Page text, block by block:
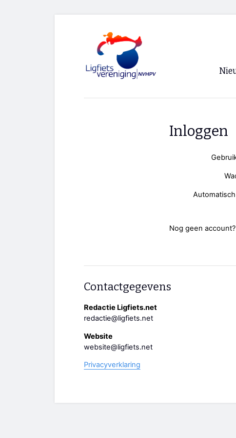
Inloggen
Nog geen account?
Contactgegevens
Redactie Ligfiets.net
redactie@ligfiets.net
Website
website@ligfiets.net
Privacyverklaring